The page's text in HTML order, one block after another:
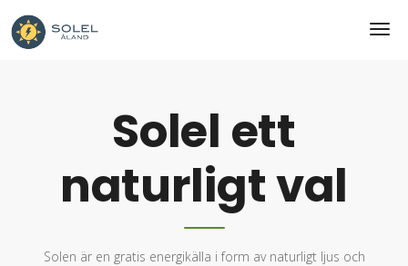
Solel ett
naturligt val
Solen är en gratis energikälla i form av naturligt ljus och